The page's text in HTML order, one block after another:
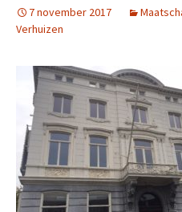
7 november 2017
Verhuizen